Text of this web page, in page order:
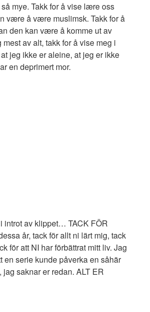
mye. Takk for å vise lære oss
være å være muslimsk. Takk for å
den kan være å komme ut av
av alt, takk for å vise meg i
jeg ikke er aleine, at jeg er ikke
en deprimert mor.
introt av klippet… TACK FÖR
år, tack för allt ni lärt mig, tack
för att NI har förbättrat mitt liv. Jag
en serie kunde påverka en såhär
jag saknar er redan. ALT ER